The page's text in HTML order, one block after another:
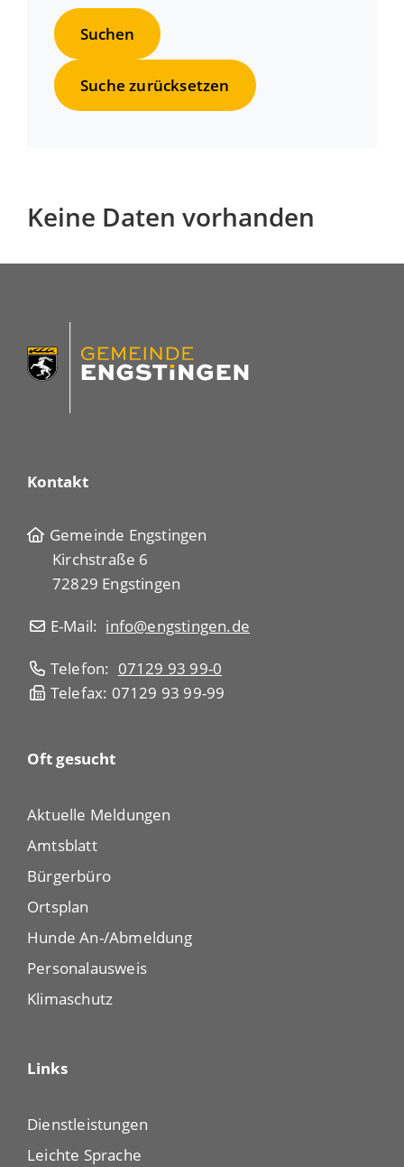
Suche zurücksetzen
Keine Daten vorhanden
Kontakt
Gemeinde Engstingen
Kirchstraße 6
72829 Engstingen
E-Mail: info@engstingen.de
Telefon: 07129 93 99-0
Telefax: 07129 93 99-99
Oft gesucht
Aktuelle Meldungen
Amtsblatt
Bürgerbüro
Ortsplan
Hunde An-/Abmeldung
Personalausweis
Klimaschutz
Links
Dienstleistungen
Leichte Sprache